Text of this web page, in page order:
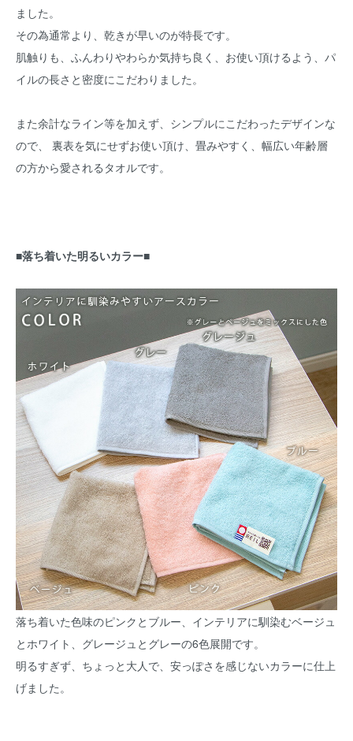
ました。
その為通常より、乾きが早いのが特長です。
肌触りも、ふんわりやわらか気持ち良く、お使い頂けるよう、パ
イルの長さと密度にこだわりました。
また余計なライン等を加えず、シンプルにこだわったデザインな
ので、 裏表を気にせずお使い頂け、畳みやすく、幅広い年齢層
の方から愛されるタオルです。
■落ち着いた明るいカラー■
落ち着いた色味のピンクとブルー、インテリアに馴染むベージュ
とホワイト、グレージュとグレーの6色展開です。
明るすぎず、ちょっと大人で、安っぽさを感じないカラーに仕上
げました。